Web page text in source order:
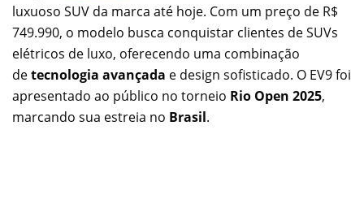
luxuoso SUV da marca até hoje. Com um preço de R$
749.990, o modelo busca conquistar clientes de SUVs
elétricos de luxo, oferecendo uma combinação
detecnologia avançada e design sofisticado. O EV9 foi
apresentado ao público no torneio Rio Open 2025,
marcando sua estreia no Brasil.